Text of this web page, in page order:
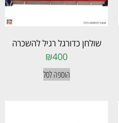
שולחן כדורגל רגיל להשכרה
₪400
הוספה לסל